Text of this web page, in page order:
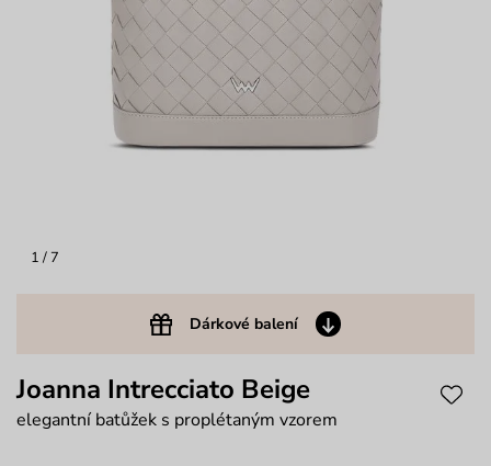
1 / 7
Dárkové balení
Joanna Intrecciato Beige
elegantní batůžek s proplétaným vzorem